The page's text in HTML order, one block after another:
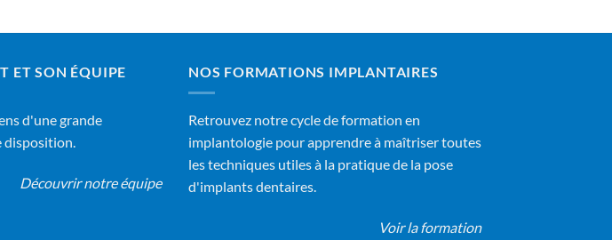
ET SON ÉQUIPE
d'une grande
disposition.
Découvrir notre équipe
NOS FORMATIONS IMPLANTAIRES
Retrouvez notre cycle de formation en
implantologie pour apprendre à maîtriser toutes
les techniques utiles à la pratique de la pose
d'implants dentaires.
Voir la formation